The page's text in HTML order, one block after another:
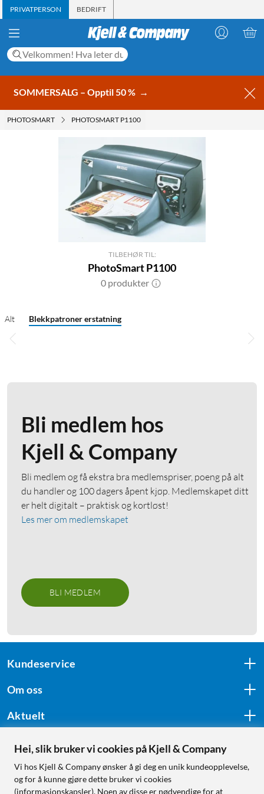
PRIVATPERSON BEDRIFT
SOMMERSALG – Opptil 50 % →
PHOTOSMART PHOTOSMART P1100
TILBEHØR TIL:
PhotoSmart P1100
0 produkter
Alt Blekkpatroner erstatning
Bli medlem hos
Kjell & Company
Bli medlem og få ekstra bra medlemspriser, poeng på alt
du handler og 100 dagers åpent kjøp. Medlemskapet ditt
er helt digitalt – praktisk og kortløst!
Les mer om medlemskapet
BLI MEDLEM
Kundeservice
Om oss
Aktuelt
Følg oss
Hei, slik bruker vi cookies på Kjell & Company
Vi hos Kjell & Company ønsker å gi deg en unik kundeopplevelse,
og for å kunne gjøre dette bruker vi cookies
(informasjonskapsler). Noen av disse er nødvendige for at